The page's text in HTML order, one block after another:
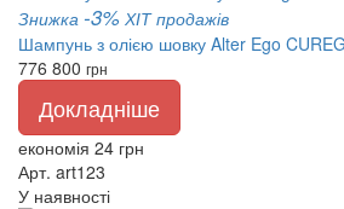
Знижка -3% ХІТ продажів
Шампунь з олією шовку Alter Ego
776 800 грн
Докладніше
економія 24 грн
Арт. art123
У наявності